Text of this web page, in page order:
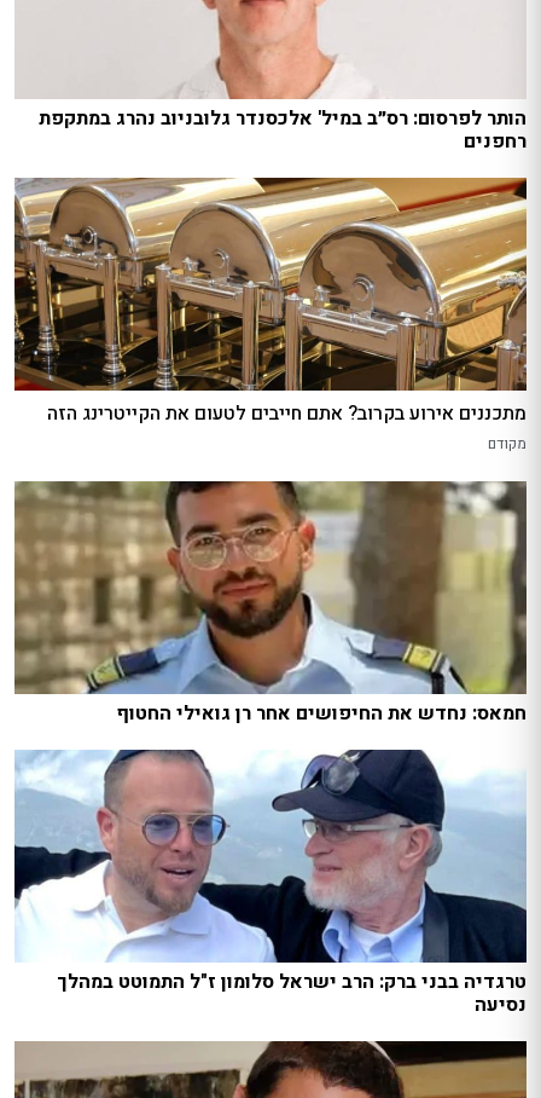
הותר לפרסום: רס״ב במיל' אלכסנדר גלובניוב נהרג במתקפת
רחפנים
מתכננים אירוע בקרוב? אתם חייבים לטעום את הקייטרינג הזה
מקודם
חמאס: נחדש את החיפושים אחר רן גואילי החטוף
טרגדיה בבני ברק: הרב ישראל סלומון ז"ל התמוטט במהלך
נסיעה